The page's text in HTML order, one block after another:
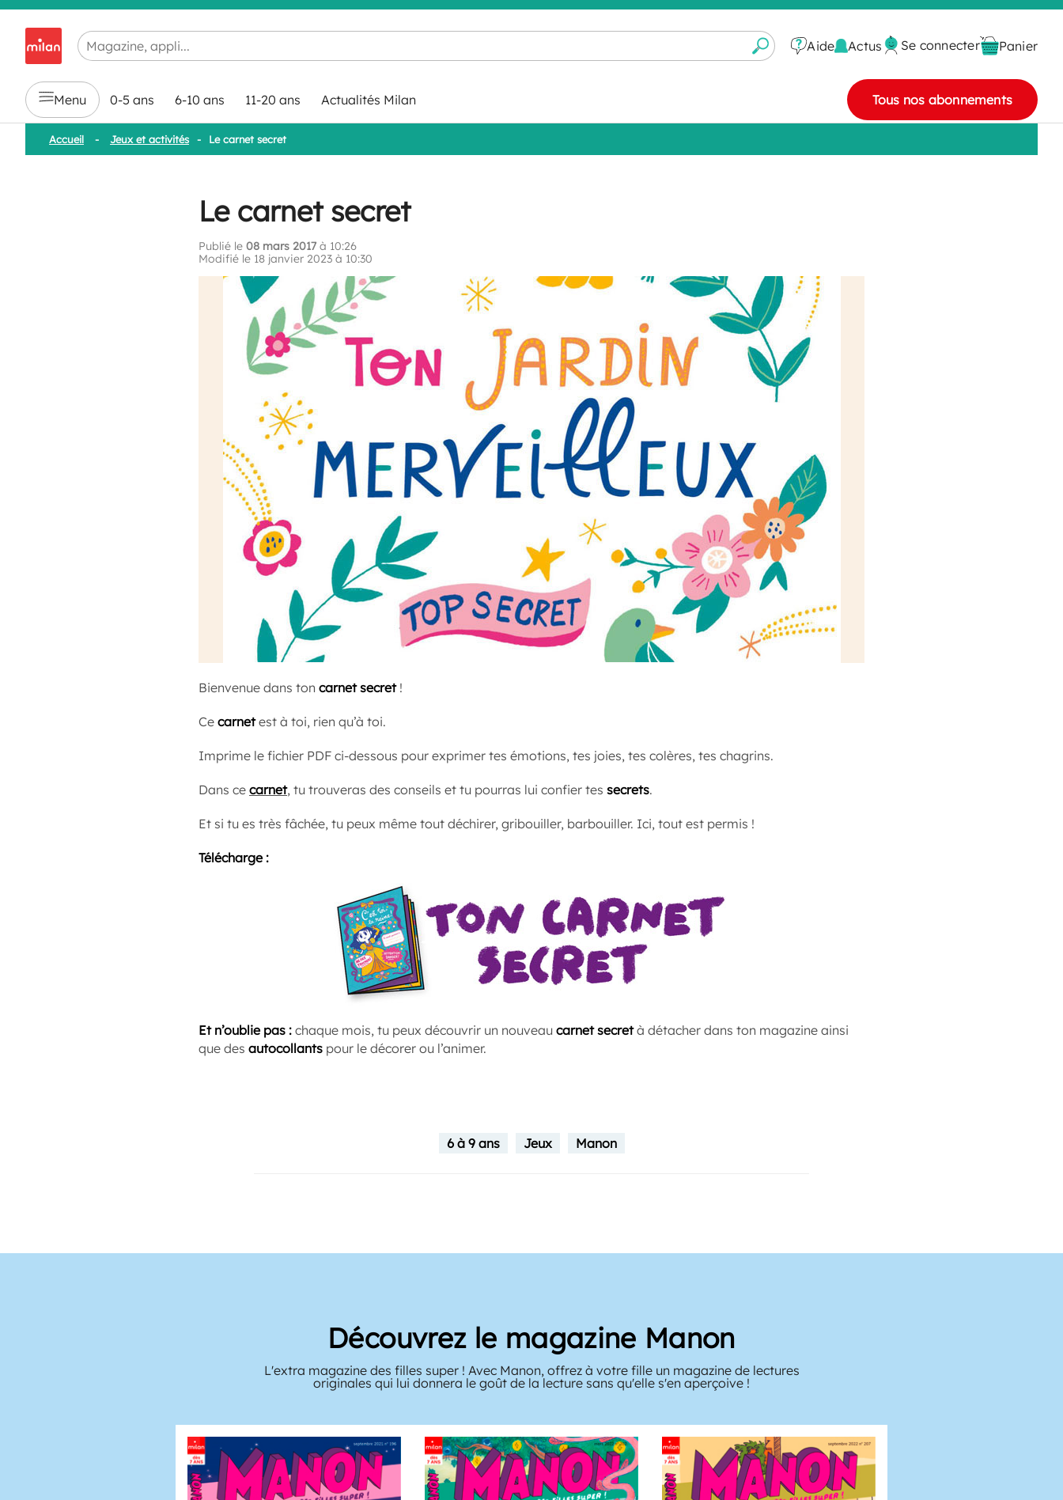
Chargement en cours...
Aide Actus Se connecter Panier
Menu 0-5 ans 6-10 ans 11-20 ans Actualités Milan Tous nos abonnements
Accueil - Jeux et activités - Le carnet secret
Le carnet secret
Publié le 08 mars 2017 à 10:26
Modifié le 18 janvier 2023 à 10:30
Bienvenue dans ton carnet secret!
Ce carnetest à toi, rien qu’à toi.
Imprime le fichier PDF ci-dessous pour exprimer tes émotions, tes joies, tes colères, tes chagrins.
Dans ce carnet, tu trouveras des conseils et tu pourras lui confier tes secrets.
Et si tu es très fâchée, tu peux même tout déchirer, gribouiller, barbouiller. Ici, tout est permis !
Télécharge :
Et n’oublie pas : chaque mois, tu peux découvrir un nouveau carnet secretà détacher dans ton magazine ainsi
que des autocollants pour le décorer ou l’animer.
6 à 9 ans Jeux Manon
Découvrez le magazine Manon
L'extra magazine des filles super ! Avec Manon, offrez à votre fille un magazine de lectures
originales qui lui donnera le goût de la lecture sans qu'elle s'en aperçoive !